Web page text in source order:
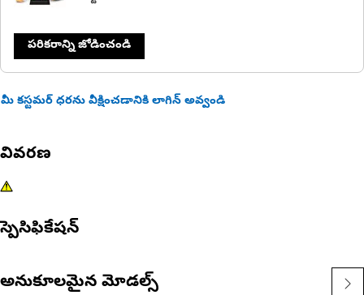
పరికరాన్ని జోడించండి
మీ కస్టమర్ ధరను వీక్షించడానికి లాగిన్ అవ్వండి
వివరణ
స్పెసిఫికేషన్
అనుకూలమైన మోడల్స్